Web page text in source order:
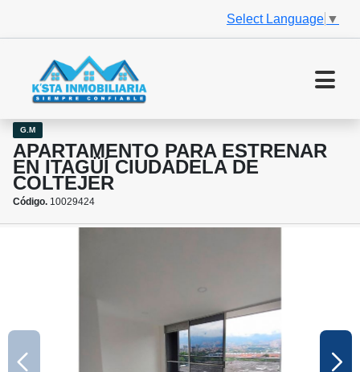
Select Language ▼
G.M
APARTAMENTO PARA ESTRENAR
EN ITAGÜÍ CIUDADELA DE
COLTEJER
Código. 10029424